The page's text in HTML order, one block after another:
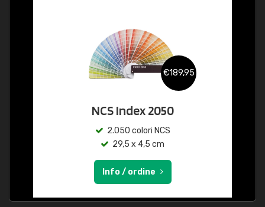
€189,95
NCS Index 2050
2.050 colori NCS
29,5 x 4,5 cm
Info / ordine